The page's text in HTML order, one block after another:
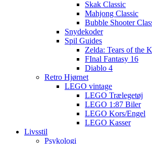
Skak Classic
Mahjong Classic
Bubble Shooter
Snydekoder
Spil Guides
Zelda: Tears of the
FInal Fantasy 16
Diablo 4
Retro Hjørnet
LEGO vintage
LEGO Trælegetøj
LEGO 1:87 Biler
LEGO Kors/Engel
LEGO Kasser
Livsstil
Psykologi